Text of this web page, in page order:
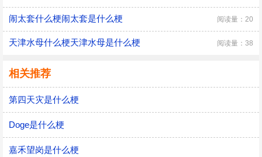
闹太套什么梗闹太套是什么梗 阅读量：20
天津水母什么梗天津水母是什么梗 阅读量：38
相关推荐
第四天灾是什么梗
Doge是什么梗
嘉禾望岗是什么梗